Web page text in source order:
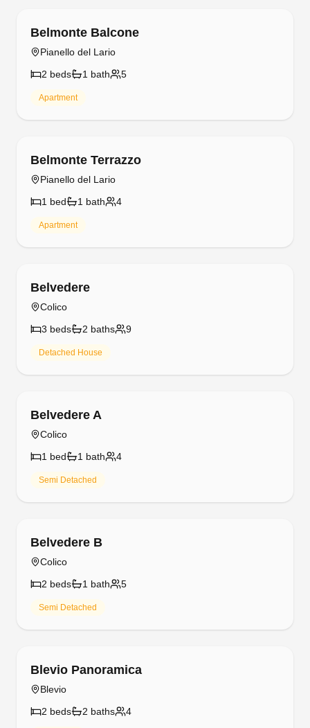
Belmonte Balcone
Pianello del Lario
2 beds 1 bath 5
Apartment
Belmonte Terrazzo
Pianello del Lario
1 bed 1 bath 4
Apartment
Belvedere
Colico
3 beds 2 baths 9
Detached House
Belvedere A
Colico
1 bed 1 bath 4
Semi Detached
Belvedere B
Colico
2 beds 1 bath 5
Semi Detached
Blevio Panoramica
Blevio
2 beds 2 baths 4